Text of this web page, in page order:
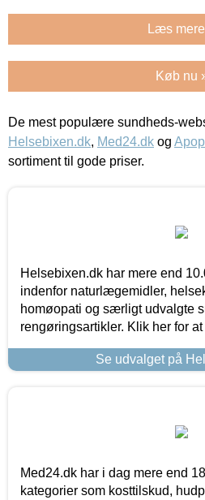
Læs
Køb nu
De mest populære sundheds-
Helsebixen.dk, Med24.dk og
sortiment til gode priser.
Helsebixen.dk har mere end
indenfor naturlægemidler,
homøopati og særligt udvalgte
rengøringsartikler. Klik her for
Se udvalget på
Med24.dk har i dag mere end
kategorier som kosttilskud,